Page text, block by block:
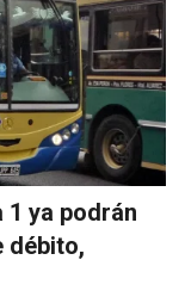
ya podrán
débito,